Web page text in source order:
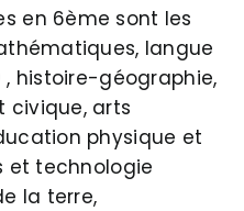
en 6ème sont les
langue
, histoire-géographie,
civique, arts
physique et
et technologie
la terre,